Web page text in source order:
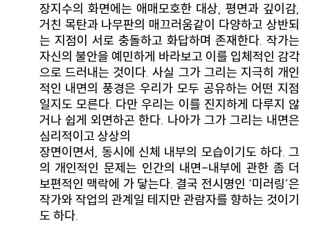
장지수의 화면에는 애매모호한 대상, 평면과 깊이감,
거친 목탄과 나무판의 매끄러움같이 다양하고 상반되
는 지점이 서로 충돌하고 화답하며 존재한다. 작가는
자신의 불안을 예민하게 바라보고 이를 입체적인 감각
으로 드러내는 것이다. 사실 그가 그리는 지극히 개인
적인 내면의 풍경은 우리가 모두 공유하는 어떤 지점
일지도 모른다. 다만 우리는 이를 진지하게 다루지 않
거나 쉽게 외면하곤 한다. 나아가 그가 그리는 내면은
심리적이고 상상의
장면이면서, 동시에 신체 내부의 모습이기도 하다. 그
의 개인적인 문제는 인간의 내면-내부에 관한 좀 더
보편적인 맥락에 가 닿는다. 결국 전시명인 ‘미러링’은
작가와 작업의 관계일 테지만 관람자를 향하는 것이기
도 하다.